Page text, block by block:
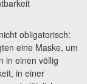
obligatorisch:
eine Maske, um
in einen völlig
in einer